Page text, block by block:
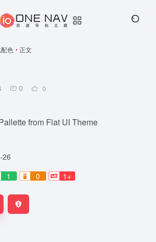
色 • 正文
0 0
from Flat UI Theme
26
1 0 1+